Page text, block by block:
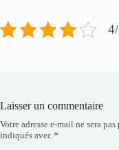
Laisser un commentaire
Votre adresse e-mail ne sera
indiqués avec *